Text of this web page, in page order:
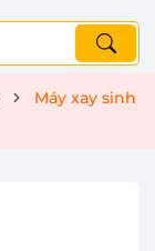
Máy xay sinh